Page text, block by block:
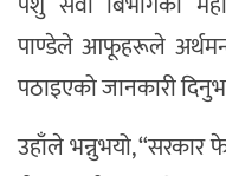
पाण्डेले आफूहरूले
पठाइएको जानकारी
उहाँले भन्नुभयो,